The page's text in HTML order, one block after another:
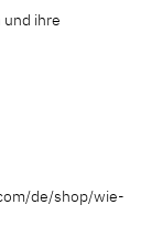
ihre
de/shop/wie-